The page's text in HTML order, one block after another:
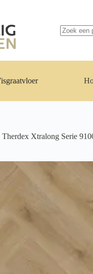
Therdex Xtralong Serie